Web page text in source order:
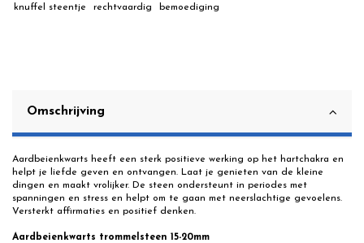
knuffel steentje
rechtvaardig bemoediging
Omschrijving
Aardbeienkwarts heeft een sterk positieve werking op het hartchakra en
helpt je liefde geven en ontvangen. Laat je genieten van de kleine
dingen en maakt vrolijker. De steen ondersteunt in periodes met
spanningen en stress en helpt om te gaan met neerslachtige gevoelens.
Versterkt affirmaties en positief denken.
Aardbeienkwarts trommelsteen 15-20mm